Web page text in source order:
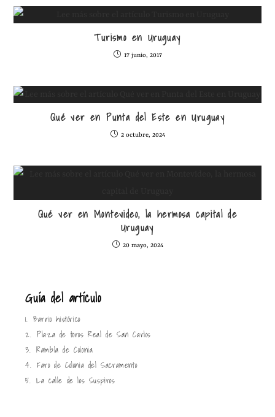
Turismo en Uruguay
17 junio, 2017
Qué ver en Punta del Este en Uruguay
2 octubre, 2024
Qué ver en Montevideo, la hermosa capital de
Uruguay
20 mayo, 2024
Guía del artículo
1. Barrio histórico
2. Plaza de toros Real de San Carlos
3. Rambla de Colonia
4. Faro de Colonia del Sacramento
5. La calle de los Suspiros